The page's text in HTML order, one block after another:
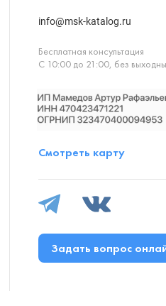
info@msk-katalog.ru
Бесплатная консультация
С 10:00 до 21:00, без
Смотреть карту
Задать вопрос